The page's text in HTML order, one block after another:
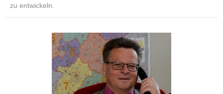
zu entwickeln.